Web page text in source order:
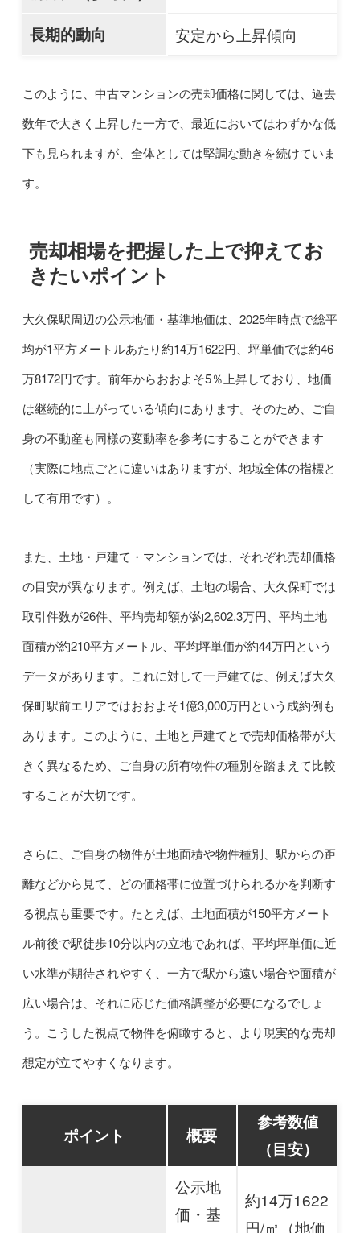
長期的動向
安定から上昇傾向
このように、中古マンションの売却価格に関しては、過去
数年で大きく上昇した一方で、最近においてはわずかな低
下も見られますが、全体としては堅調な動きを続けていま
す。
売却相場を把握した上で抑えてお
きたいポイント
大久保駅周辺の公示地価・基準地価は、2025年時点で総平
均が1平方メートルあたり約14万1622円、坪単価では約46
万8172円です。前年からおおよそ5％上昇しており、地価
は継続的に上がっている傾向にあります。そのため、ご自
身の不動産も同様の変動率を参考にすることができます
（実際に地点ごとに違いはありますが、地域全体の指標と
して有用です）。
また、土地・戸建て・マンションでは、それぞれ売却価格
の目安が異なります。例えば、土地の場合、大久保町では
取引件数が26件、平均売却額が約2,602.3万円、平均土地
面積が約210平方メートル、平均坪単価が約44万円という
データがあります。これに対して一戸建ては、例えば大久
保町駅前エリアではおおよそ1億3,000万円という成約例も
あります。このように、土地と戸建てとで売却価格帯が大
きく異なるため、ご自身の所有物件の種別を踏まえて比較
することが大切です。
さらに、ご自身の物件が土地面積や物件種別、駅からの距
離などから見て、どの価格帯に位置づけられるかを判断す
る視点も重要です。たとえば、土地面積が150平方メート
ル前後で駅徒歩10分以内の立地であれば、平均坪単価に近
い水準が期待されやすく、一方で駅から遠い場合や面積が
広い場合は、それに応じた価格調整が必要になるでしょ
う。こうした視点で物件を俯瞰すると、より現実的な売却
想定が立てやすくなります。
ポイント 概要
参考数値
（目安）
公示地
価・基
約14万1622
円/㎡（地価